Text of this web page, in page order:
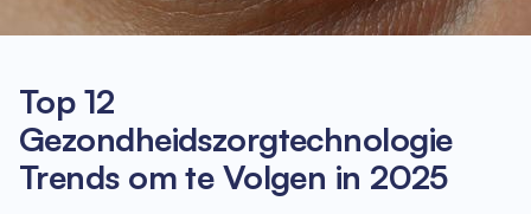
Top 12
Gezondheidszorgtechnologie
Trends om te Volgen in 2025